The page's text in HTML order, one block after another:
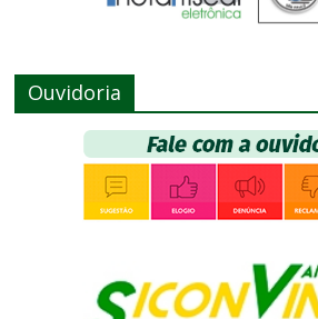
Ouvidoria